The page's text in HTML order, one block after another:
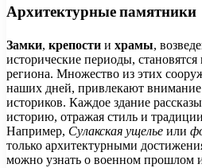
Архитектурные памятники
Замки, крепости и храмы,
исторические периоды,
региона. Множество из этих
наших дней, привлекают внимание
историков. Каждое здание
историю, отражая стиль и
Например, Сулакская ущелье или
только архитектурными
можно узнать о военном прошлом